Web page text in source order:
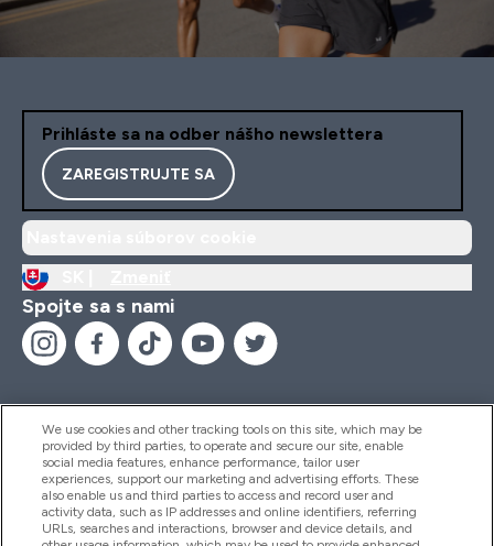
Prihláste sa na odber nášho newslettera
ZAREGISTRUJTE SA
Spojte sa s nami
Pomoc & Informácie
Produkty
We use cookies and other tracking tools on this site, which may be
provided by third parties, to operate and secure our site, enable
social media features, enhance performance, tailor user
experiences, support our marketing and advertising efforts. These
also enable us and third parties to access and record user and
activity data, such as IP addresses and online identifiers, referring
URLs, searches and interactions, browser and device details, and